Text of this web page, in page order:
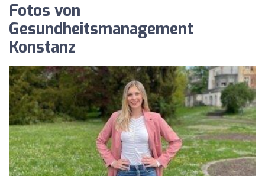
Fotos von
Gesundheitsmanagement
Konstanz